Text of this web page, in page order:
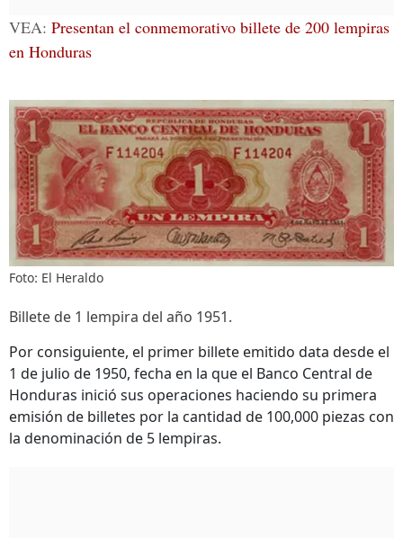
VEA: Presentan el conmemorativo billete de 200 lempiras
en Honduras
Foto: El Heraldo
Billete de 1 lempira del año 1951.
Por consiguiente, el primer billete emitido data desde el
1 de julio de 1950, fecha en la que el Banco Central de
Honduras inició sus operaciones haciendo su primera
emisión de billetes por la cantidad de 100,000 piezas con
la denominación de 5 lempiras.